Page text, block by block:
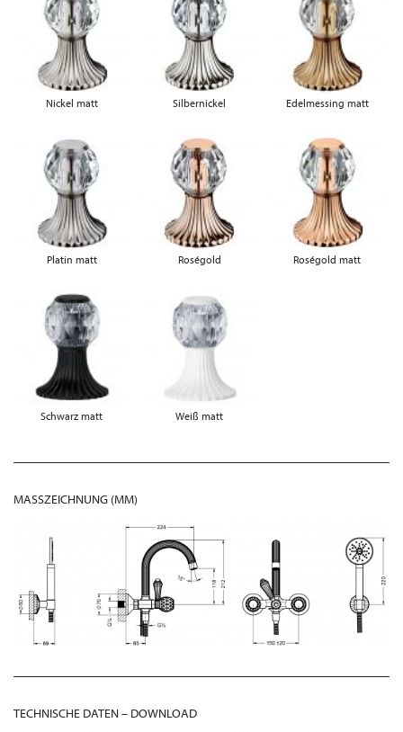
Nickel matt Silbernickel Edelmessing matt
Platin matt Roségold Roségold matt
Schwarz matt Weiß matt
MASSZEICHNUNG (MM)
TECHNISCHE DATEN – DOWNLOAD